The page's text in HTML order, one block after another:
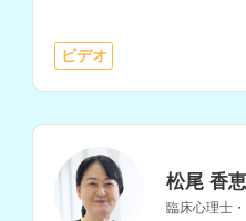
ビデオ
松尾 香恵
臨床心理士